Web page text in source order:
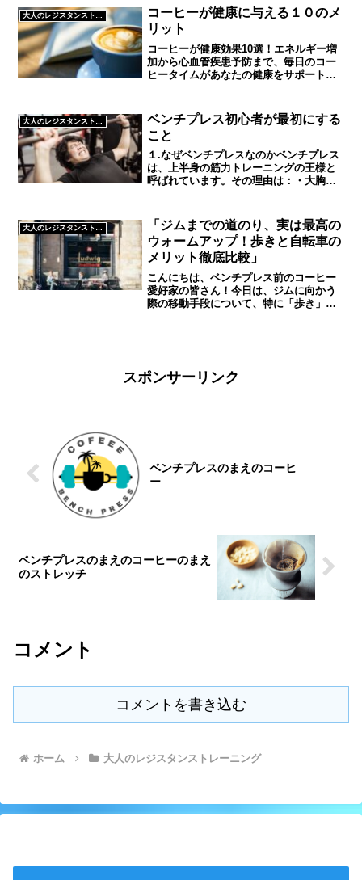
甲骨の可動域を広げて高重量を扱う土台
作りを養っていきましょう...
コーヒーが健康に与える１０のメ
リット
コーヒーが健康効果10選！エネルギー増
加から心血管疾患予防まで、毎日のコー
ヒータイムがあなたの健康をサポートし
大人のレジスタンストレーニング
ベンチプレス初心者が最初にする
こと
１.なぜベンチプレスなのかベンチプレス
は、上半身の筋力トレーニングの王様と
呼ばれています。その理由は：・大胸
っとも効果を感じられる種目だと個人的
には思ってます。ダイエッ...
「ジムまでの道のり、実は最高の
ウォームアップ！歩きと自転車の
メリット徹底比較」
こんにちは、ベンチプレス前のコーヒー
愛好家の皆さん！今日は、ジムに向かう
際の移動手段について、特に「歩き」と
スポンサーリンク
ベンチプレスのまえのコーヒ
ー
ベンチプレスのまえのコーヒーのまえ
のストレッチ
コメント
コメントを書き込む
ホーム 大人のレジスタンストレーニング